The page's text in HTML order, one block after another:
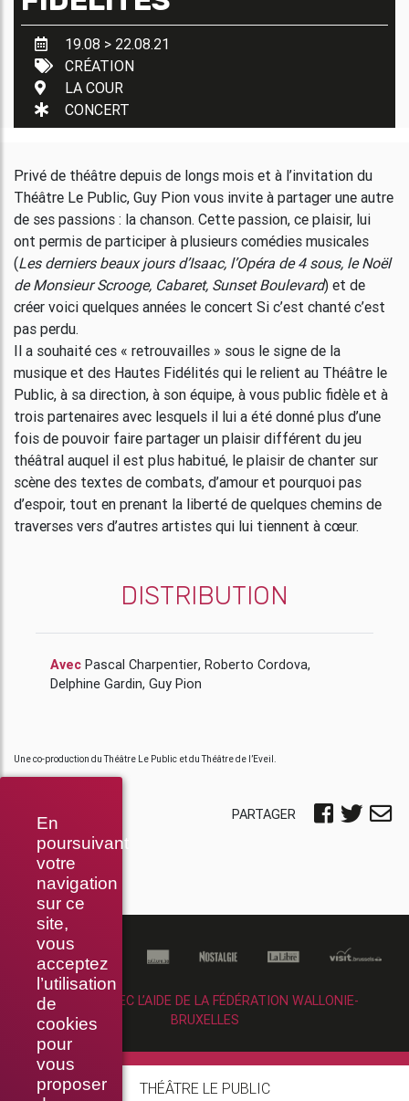
En
poursuivant
votre
navigation
sur ce
site,
vous
acceptez
l’utilisation
de
cookies
pour
vous
proposer
19.08 > 22.08.21
CRÉATION
LA COUR
CONCERT
Privé de théâtre depuis de longs mois et à l’invitation du
Théâtre Le Public, Guy Pion vous invite à partager une autre
de ses passions : la chanson. Cette passion, ce plaisir, lui
ont permis de participer à plusieurs comédies musicales
(Les derniers beaux jours d’Isaac, l’Opéra de 4 sous, le Noël
de Monsieur Scrooge, Cabaret, Sunset Boulevard) et de
créer voici quelques années le concert Si c’est chanté c’est
pas perdu.
Il a souhaité ces « retrouvailles » sous le signe de la
musique et des Hautes Fidélités qui le relient au Théâtre le
Public, à sa direction, à son équipe, à vous public fidèle et à
trois partenaires avec lesquels il lui a été donné plus d’une
fois de pouvoir faire partager un plaisir différent du jeu
théâtral auquel il est plus habitué, le plaisir de chanter sur
scène des textes de combats, d’amour et pourquoi pas
d’espoir, tout en prenant la liberté de quelques chemins de
traverses vers d’autres artistes qui lui tiennent à cœur.
DISTRIBUTION
Avec Pascal Charpentier, Roberto Cordova,
Delphine Gardin, Guy Pion
Une co-production du Théâtre Le Public et du Théâtre de l’Eveil.
PARTAGER
RÉALISÉ AVEC L’AIDE DE LA FÉDÉRATION WALLONIE-
BRUXELLES
THÉÂTRE LE PUBLIC